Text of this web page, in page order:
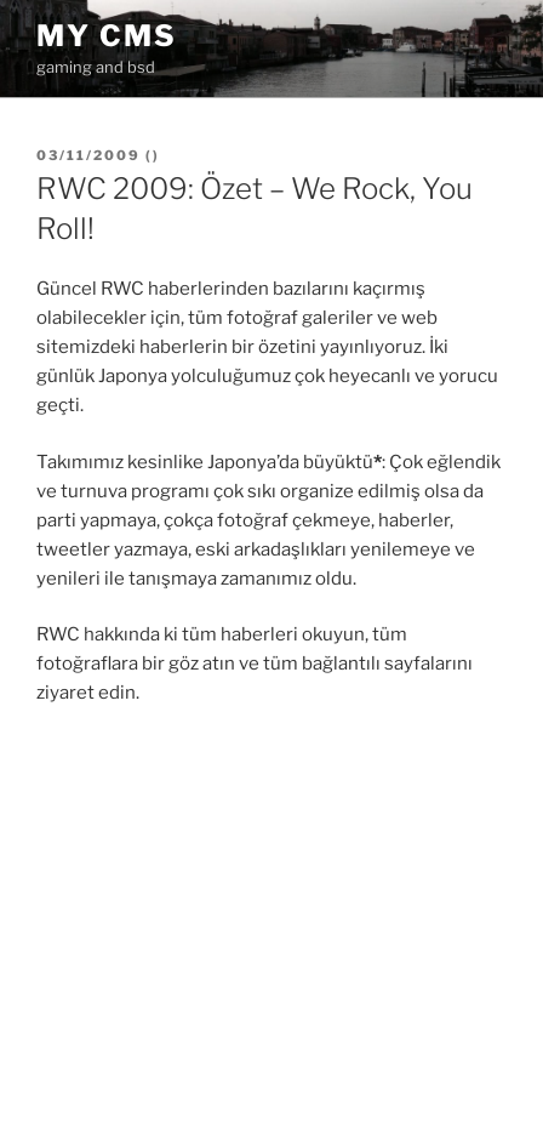
İçeriğe
geç MY CMS
gaming and bsd
YAYIM
TARIHI
03/11/2009 ( )
RWC 2009: Özet – We Rock, You
Roll!
Güncel RWC haberlerinden bazılarını kaçırmış
olabilecekler için, tüm fotoğraf galeriler ve web
sitemizdeki haberlerin bir özetini yayınlıyoruz. İki
günlük Japonya yolculuğumuz çok heyecanlı ve yorucu
geçti.
Takımımız kesinlike Japonya’da büyüktü*: Çok eğlendik
ve turnuva programı çok sıkı organize edilmiş olsa da
parti yapmaya, çokça fotoğraf çekmeye, haberler,
tweetler yazmaya, eski arkadaşlıkları yenilemeye ve
yenileri ile tanışmaya zamanımız oldu.
RWC hakkında ki tüm haberleri okuyun, tüm
fotoğraflara bir göz atın ve tüm bağlantılı sayfalarını
ziyaret edin.